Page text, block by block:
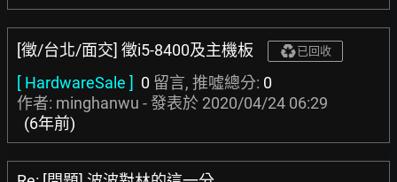
[徵/台北/面交] 徵i5-8400及主機板 已回收
[ HardwareSale ] 0 留言, 推噓總分: 0
作者: minghanwu - 發表於 2020/04/24 06:29
(6年前)